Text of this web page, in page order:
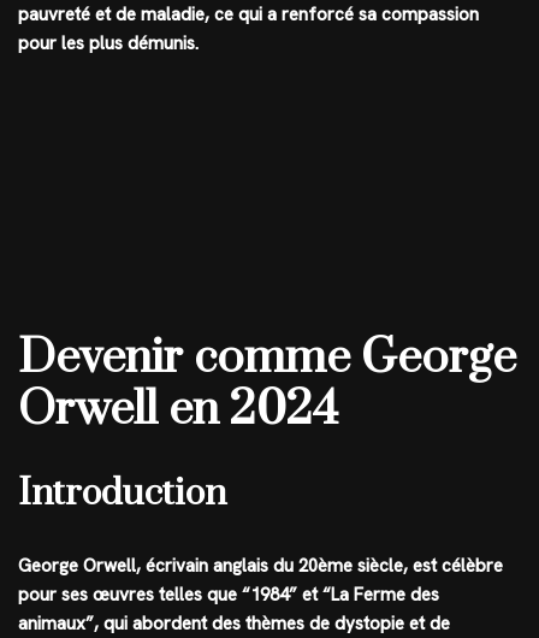
pauvreté et de maladie, ce qui a renforcé sa compassion
pour les plus démunis.
Devenir comme George
Orwell en 2024
Introduction
George Orwell, écrivain anglais du 20ème siècle, est célèbre
pour ses œuvres telles que “1984” et “La Ferme des
animaux”, qui abordent des thèmes de dystopie et de